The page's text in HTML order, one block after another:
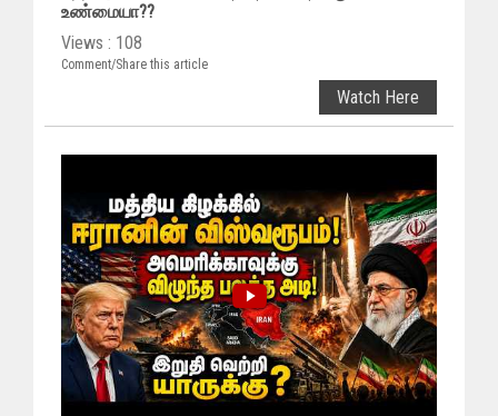
உண்மையா??
Views : 108
Comment/Share this article
Watch Here